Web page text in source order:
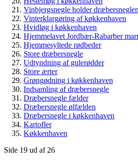
Vinbjergsnegle holder
Vinterklargøring af køkkenhaven
Hvidløg i køkkenhaven
Hjemmelavet Jordbær-Rabarber
Hjemmesyltede rødbeder
Store dræbersnegle
Udtyndning af gulerødder
Store ærter
Grøngødning i køkkenhaven
Indsamling af dræbersnegle
Dræbersnegle fælder
Dræbersnegle ølfælden
Dræbersnegle i køkkenhaven
Kartofler
Køkkenhaven
Side 19 ud af 26